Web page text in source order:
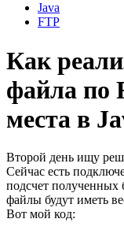
Java
FTP
Как
файла по
места в
Второй день ищу
Сейчас есть
подсчет
файлы будут иметь
Вот мой код: